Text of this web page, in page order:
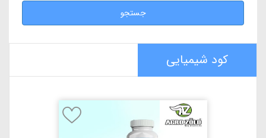
جستجو
کود شیمیایی